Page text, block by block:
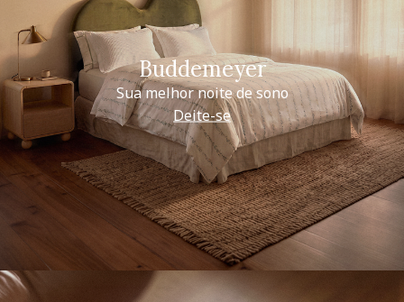
Buddemeyer
Sua melhor noite de sono
Deite-se